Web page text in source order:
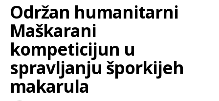
Održan humanitarni
Maškarani
kompeticijun u
spravljanju šporkijeh
makarula